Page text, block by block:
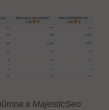
в MajesticSeo